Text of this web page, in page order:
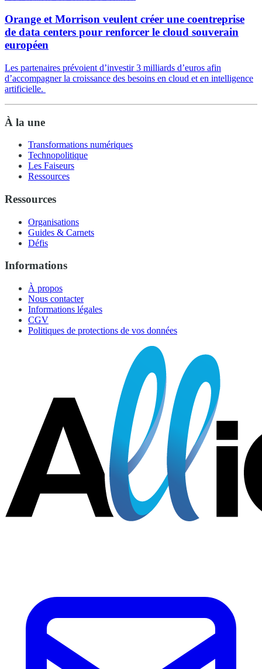
Orange et Morrison veulent créer une coentreprise
de data centers pour renforcer le cloud souverain
européen
Les partenaires prévoient d’investir 3 milliards d’euros afin
d’accompagner la croissance des besoins en cloud et en intelligence
artificielle.
À la une
Transformations numériques
Technopolitique
Les Faiseurs
Ressources
Ressources
Organisations
Guides & Carnets
Défis
Informations
À propos
Nous contacter
Informations légales
CGV
Politiques de protections de vos données